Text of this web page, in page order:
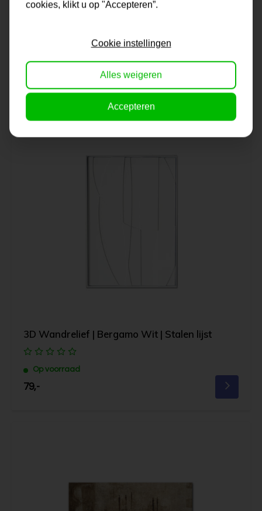
Schilderij | Kleurrijke bloemen
99,95
3D Wandrelief | Bergamo Wit | Stalen lijst
Op voorraad
79,-
cookies, klikt u op "Accepteren”.
Cookie instellingen
Alles weigeren
Accepteren